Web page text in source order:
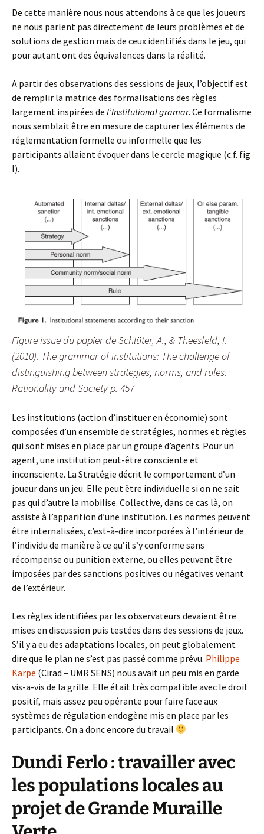
De cette manière nous nous attendons à ce que les joueurs
ne nous parlent pas directement de leurs problèmes et de
solutions de gestion mais de ceux identifiés dans le jeu, qui
pour autant ont des équivalences dans la réalité.
A partir des observations des sessions de jeux, l’objectif est
de remplir la matrice des formalisations des règles
largement inspirées de l’Institutional gramar. Ce formalisme
nous semblait être en mesure de capturer les éléments de
réglementation formelle ou informelle que les
participants allaient évoquer dans le cercle magique (c.f. fig
I).
Figure issue du papier de Schlüter, A., & Theesfeld, I.
(2010). The grammar of institutions: The challenge of
distinguishing between strategies, norms, and rules.
Rationality and Society p. 457
Les institutions (action d’instituer en économie) sont
composées d’un ensemble de stratégies, normes et règles
qui sont mises en place par un groupe d’agents. Pour un
agent, une institution peut-être consciente et
inconsciente. La Stratégie décrit le comportement d’un
joueur dans un jeu. Elle peut être individuelle si on ne sait
pas qui d’autre la mobilise. Collective, dans ce cas là, on
assiste à l’apparition d’une institution. Les normes peuvent
être internalisées, c’est-à-dire incorporées à l’intérieur de
l’individu de manière à ce qu’il s’y conforme sans
récompense ou punition externe, ou elles peuvent être
imposées par des sanctions positives ou négatives venant
de l’extérieur.
Les règles identifiées par les observateurs devaient être
mises en discussion puis testées dans des sessions de jeux.
S’il y a eu des adaptations locales, on peut globalement
dire que le plan ne s’est pas passé comme prévu. Philippe
Karpe (Cirad – UMR SENS) nous avait un peu mis en garde
vis-a-vis de la grille. Elle était très compatible avec le droit
positif, mais assez peu opérante pour faire face aux
systèmes de régulation endogène mis en place par les
participants. On a donc encore du travail
Dundi Ferlo : travailler avec
les populations locales au
projet de Grande Muraille